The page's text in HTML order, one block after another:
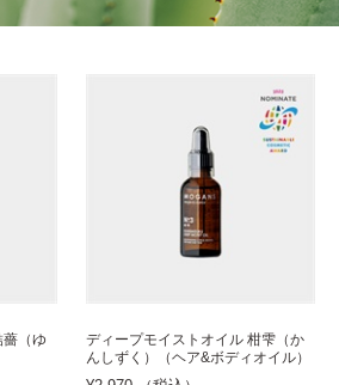
（ゆ
ディープモイストオイル 柑雫（か
んしずく）（ヘア&ボディオイル）